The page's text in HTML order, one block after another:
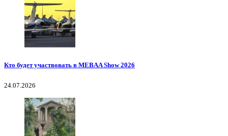
Кто будет участвовать в MEBAA Show 2026
24.07.2026